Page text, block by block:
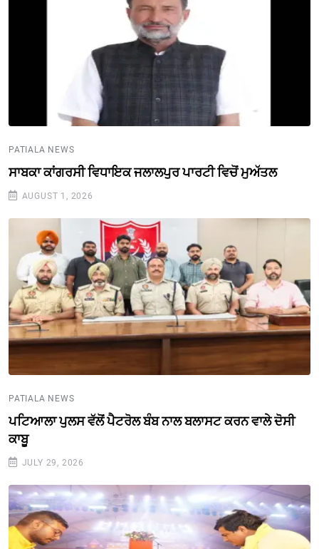
PATIALA NEWS
ਸਾਬਕਾ ਕਾਂਗਰਸੀ ਵਿਧਾਇਕ ਜਲਾਲਪੁਰ ਪਾਰਟੀ ਵਿਚੋਂ ਮੁਅੱਤਲ
AUGUST 1, 2026
PATIALA NEWS
ਪਟਿਆਲਾ ਪੁਲਸ ਵੱਲੋਂ ਪੈਟਰੋਲ ਬੰਬ ਨਾਲ ਬਲਾਸਟ ਕਰਨ ਵਾਲੇ ਦੋਸੀ
ਕਾਬੂ
JULY 29, 2026